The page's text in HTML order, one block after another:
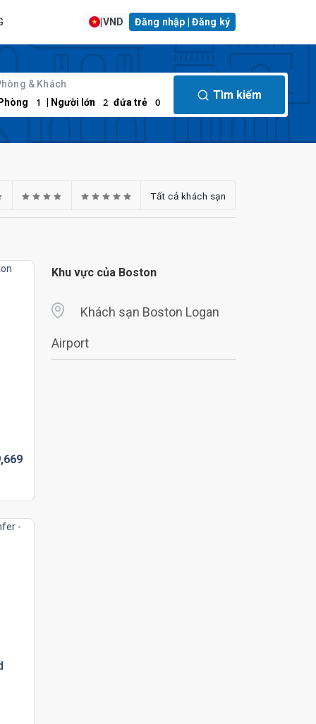
VND Đăng nhập | Đăng ký
& Khách
Phòng
1 | Người lớn 2 đứa trẻ 0
Tìm kiếm
Tất cả khách sạn
669
Khu vực của Boston
Khách sạn Boston Logan
Airport